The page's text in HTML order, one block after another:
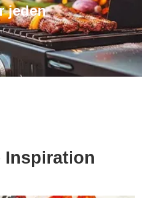
jeden
Inspiration